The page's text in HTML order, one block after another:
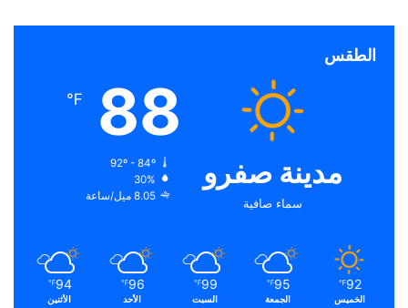
الطقس
مدينة صفرو
سماء صافية
88
℉
92º - 84º
30%
8.05 ميل/ساعة
92
℉
الخميس
95
℉
الجمعة
99
℉
السبت
96
℉
الأحد
94
℉
الأثنين